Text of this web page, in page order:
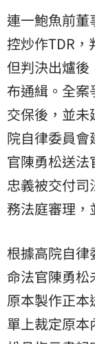
連一鮑魚前
控炒作TDR，
但判決出爐後
布通緝。全案
交保後，並未
院自律委員
官陳勇松送法
忠義被交付
務法庭審理，
根據高院自
命法官陳勇
原本製作正
單上裁定原本